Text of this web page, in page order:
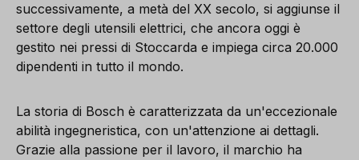
successivamente, a metà del XX secolo, si aggiunse il
settore degli utensili elettrici, che ancora oggi è
gestito nei pressi di Stoccarda e impiega circa 20.000
dipendenti in tutto il mondo.
La storia di Bosch è caratterizzata da un'eccezionale
abilità ingegneristica, con un'attenzione ai dettagli.
Grazie alla passione per il lavoro, il marchio ha